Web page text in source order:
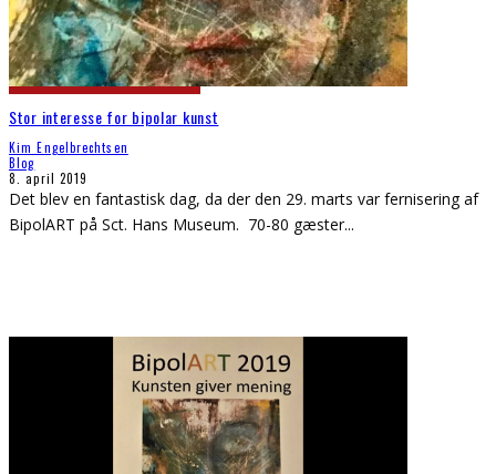
Stor interesse for bipolar kunst
Kim Engelbrechtsen
Blog
8. april 2019
Det blev en fantastisk dag, da der den 29. marts var fernisering af
BipolART på Sct. Hans Museum. 70-80 gæster...